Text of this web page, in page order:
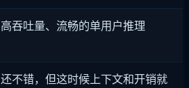
高吞吐量、流畅的单用户推理
还不错，但这时候上下文和开销就